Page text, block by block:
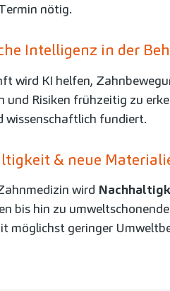
nötig.
Intelligenz in der
wird KI helfen,
und Risiken frühzeitig zu
wissenschaftlich fundiert.
& neue
wird
bis hin zu
möglichst geringer